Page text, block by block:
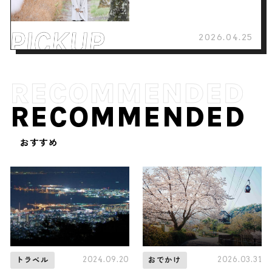
2026.04.25
RECOMMENDED
おすすめ
トラベル 2024.09.20 おでかけ 2026.03.31